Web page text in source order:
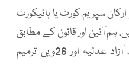
سپریم کورٹ یا ہائیکورٹ
ہم آئین اور قانون کے مطابق
اپنی جدوجہد جاری رکھیں گے، آزاد عدلیہ اور 26ویں ترمیم